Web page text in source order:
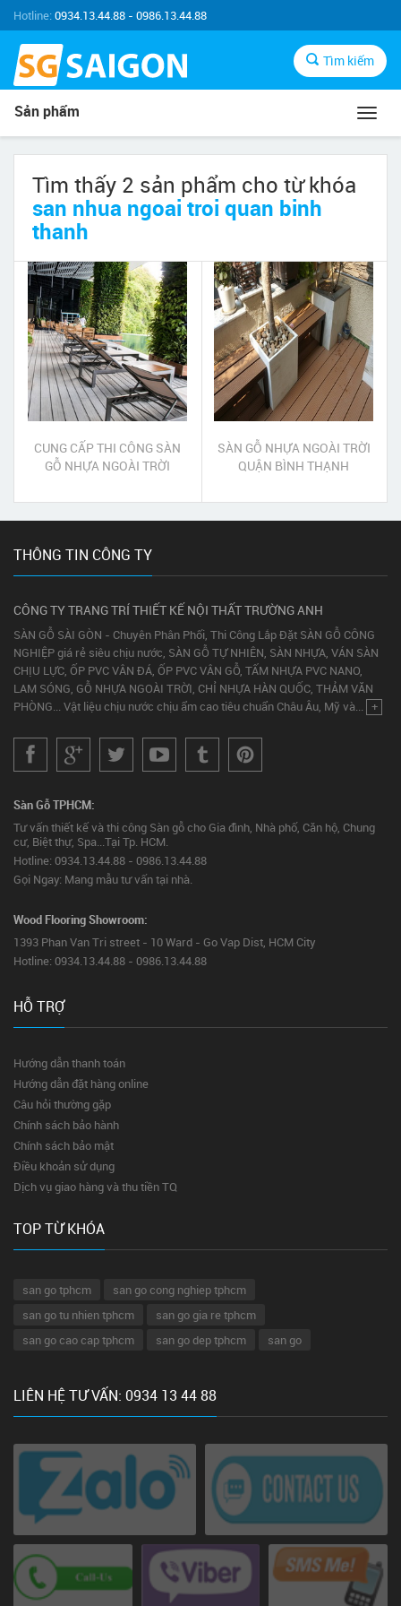
Hotline:0934.13.44.88 - 0986.13.44.88
Tìm kiếm
Sản phẩm
Tìm thấy 2 sản phẩm cho từ khóa
san nhua ngoai troi quan binh
thanh
CUNG CẤP THI CÔNG SÀN
GỖ NHỰA NGOÀI TRỜI
SÀN GỖ NHỰA NGOÀI TRỜI
QUẬN BÌNH THẠNH
THÔNG TIN CÔNG TY
CÔNG TY TRANG TRÍ THIẾT KẾ NỘI THẤT TRƯỜNG ANH
SÀN GỖ SÀI GÒN - Chuyên Phân Phối, Thi Công Lắp Đặt SÀN GỖ CÔNG
NGHIỆP giá rẻ siêu chịu nước, SÀN GỖ TỰ NHIÊN, SÀN NHỰA, VÁN SÀN
CHỊU LỰC, ỐP PVC VÂN ĐÁ, ỐP PVC VÂN GỖ, TẤM NHỰA PVC NANO,
LAM SÓNG, GỖ NHỰA NGOÀI TRỜI, CHỈ NHỰA HÀN QUỐC, THẢM VĂN
PHÒNG... Vật liệu chịu nước chịu ẩm cao tiêu chuẩn Châu Âu, Mỹ và... +
Sàn Gỗ TPHCM:
Tư vấn thiết kế và thi công Sàn gỗ cho Gia đình, Nhà phố, Căn hộ, Chung
cư, Biệt thự, Spa...Tại Tp. HCM.
Hotline: 0934.13.44.88 - 0986.13.44.88
Gọi Ngay: Mang mẫu tư vấn tại nhà.
Wood Flooring Showroom:
1393 Phan Van Tri street - 10 Ward - Go Vap Dist, HCM City
Hotline: 0934.13.44.88 - 0986.13.44.88
HỖ TRỢ
Hướng dẫn thanh toán
Hướng dẫn đặt hàng online
Câu hỏi thường gặp
Chính sách bảo hành
Chính sách bảo mật
Điều khoản sử dụng
Dịch vụ giao hàng và thu tiền TQ
TOP TỪ KHÓA
san go tphcm
san go cong nghiep tphcm
san go tu nhien tphcm
san go gia re tphcm
san go cao cap tphcm
san go dep tphcm san go
LIÊN HỆ TƯ VẤN: 0934 13 44 88